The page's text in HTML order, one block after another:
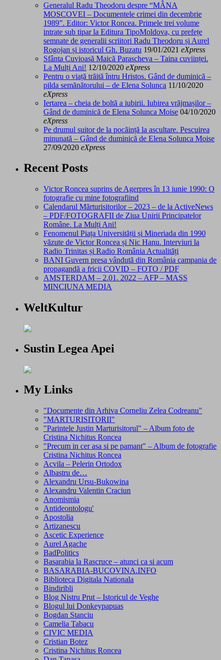
Generalul Radu Theodoru despre “MÂNA
MOSCOVEI – Documentele crimei din decembrie
1989”. Editor: Victor Roncea. Primele trei volume
intrate sub tipar la Editura TipoMoldova, cu prefețe
semnate de generalii scriitori Radu Theodoru și Aurel
Rogojan și istoricul Gh. Buzatu 19/01/2021 eXpress
Sfânta Cuvioasă Maică Parascheva – Taina cuviinței.
La Mulți Ani! 12/10/2020 eXpress
Pentru o viață trăită întru Hristos. Gând de duminică –
pilda semănătorului – de Elena Solunca 11/10/2020
eXpress
Iertarea – cheia de boltă a iubirii. Iubirea vrăjmașilor –
Gând de duminică de Elena Solunca Moise 04/10/2020
eXpress
Pe drumul suitor de la pocăință la ascultare. Pescuirea
minunată – Gând de duminică de Elena Solunca Moise
27/09/2020 eXpress
Recent Posts
Victor Roncea suprins de Agerpres în 13 iunie 1990: O
fotografie cu mine fotografiind
Calendarul Mărturisitorilor – 2023 – de la ActiveNews
– PDF/FOTOGRAFII de Ziua Unirii Principatelor
Române. La Mulți Ani!
Fenomenul Piața Universității și Mineriada din 1990
văzute de Victor Roncea și Nic Hanu. Interviuri la
Radio Trinitas și Radio România Actualități
BANI Guvern presa vândută din România campania de
propagandă a fricii COVID – FOTO / PDF
AMSTERDAM – 2.01. 2022 – AFP – MASS
MINCIUNA MEDIA
WeltKultur
Sustin Legea Apei
My Links
"Documente din Arhiva Corneliu Zelea Codreanu"
"MARTURISITORII"
"Parintele Justin Marturisitorul" – Album foto de
Cristina Nichitus Roncea
"Precum in cer asa si pe pamant" – Album de fotografie
Cristina Nichitus Roncea
Acvila – Pelerin Ortodox
Albastru de…
Alexandru Ursu-Bukowina
Alexandru Valentin Craciun
Anomismia
Antideontologu'
Apostolia
Artizanescu
Ascetic Experience
Aurel Agache
BadPolitics
Basarabia la Rascruce – atunci ca si acum
BASARABIA-BUCOVINA.INFO
Biblioteca Digitala Nationala
Bindiribli
Blog Nistru Prut – Istoricul de Veghe
Blogul lui Donkeypapuas
Bogdan Stanciu
Camelia Tabacu
CIVIC MEDIA
Cristian Botez
Cristina Nichitus Roncea